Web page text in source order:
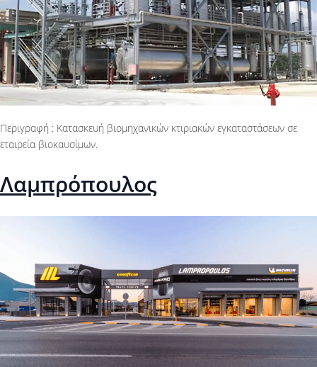
Περιγραφή : Κατασκευή βιομηχανικών κτιριακών εγκαταστάσεων σε
εταιρεία βιοκαυσίμων.
Λαμπρόπουλος